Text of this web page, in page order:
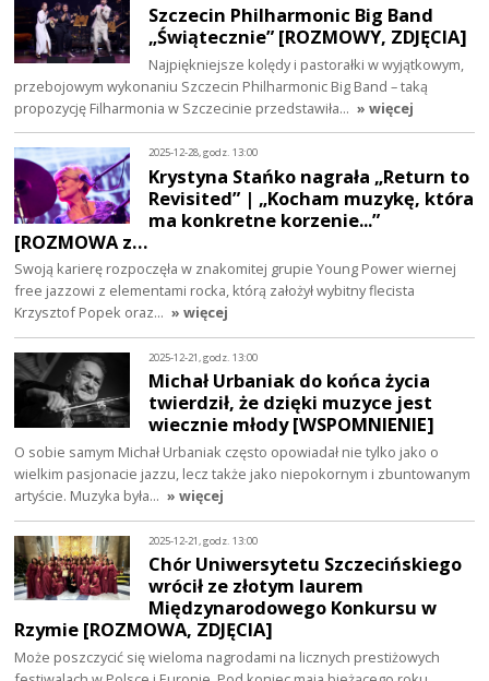
Szczecin Philharmonic Big Band
„Świątecznie” [ROZMOWY, ZDJĘCIA]
Najpiękniejsze kolędy i pastorałki w wyjątkowym,
przebojowym wykonaniu Szczecin Philharmonic Big Band – taką
propozycję Filharmonia w Szczecinie przedstawiła… » więcej
2025-12-28, godz. 13:00
Krystyna Stańko nagrała „Return to
Revisited” | „Kocham muzykę, która
ma konkretne korzenie...”
[ROZMOWA z…
Swoją karierę rozpoczęła w znakomitej grupie Young Power wiernej
free jazzowi z elementami rocka, którą założył wybitny flecista
Krzysztof Popek oraz… » więcej
2025-12-21, godz. 13:00
Michał Urbaniak do końca życia
twierdził, że dzięki muzyce jest
wiecznie młody [WSPOMNIENIE]
O sobie samym Michał Urbaniak często opowiadał nie tylko jako o
wielkim pasjonacie jazzu, lecz także jako niepokornym i zbuntowanym
artyście. Muzyka była… » więcej
2025-12-21, godz. 13:00
Chór Uniwersytetu Szczecińskiego
wrócił ze złotym laurem
Międzynarodowego Konkursu w
Rzymie [ROZMOWA, ZDJĘCIA]
Może poszczycić się wieloma nagrodami na licznych prestiżowych